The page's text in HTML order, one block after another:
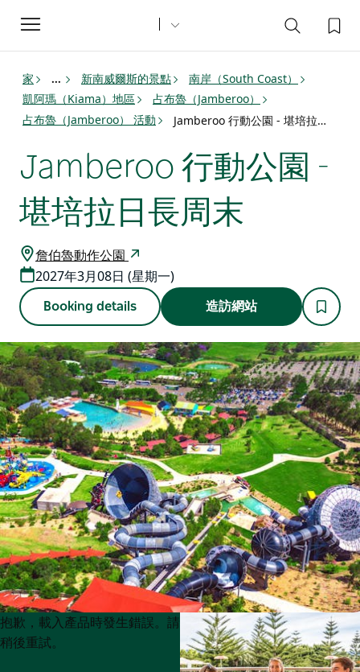
Toggle
navigation
家 ... 新南威爾斯的景點
南岸（South Coast）
凱阿瑪（Kiama）地區
占布魯（Jamberoo）
占布魯（Jamberoo） 活動
Jamberoo 行動公園 - 堪培拉日長周末
Jamberoo 行動公園 -
堪培拉日長周末
詹伯魯動作公園
2027年3月08日 (星期一)
Booking details 造訪網站
Product
List
Product
List
抱歉，載入產品時發生錯誤。請
稍後重試。